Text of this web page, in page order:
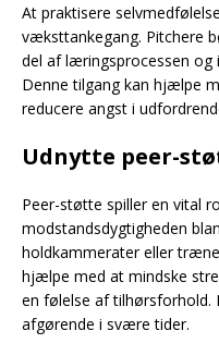
At praktisere
væksttankegang. Pitchere
del af læringsprocessen og
Denne tilgang kan hjælpe
reducere angst i
Udnytte peer-
Peer-støtte spiller en vital
modstandsdygtigheden
holdkammerater eller
hjælpe med at mindske
en følelse af
afgørende i svære tider.